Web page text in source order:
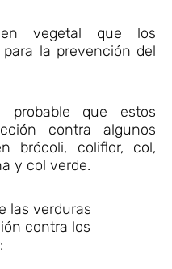
vegetal que los
la prevención del
probable que estos
contra algunos
brócoli, coliflor, col,
y col verde.
las verduras
contra los